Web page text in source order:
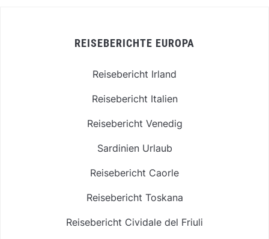
REISEBERICHTE EUROPA
Reisebericht Irland
Reisebericht Italien
Reisebericht Venedig
Sardinien Urlaub
Reisebericht Caorle
Reisebericht Toskana
Reisebericht Cividale del Friuli